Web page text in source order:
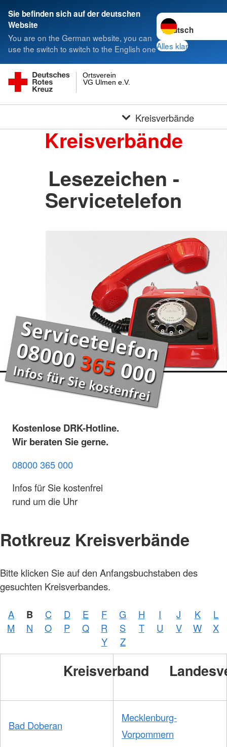
Sie befinden sich auf der deutschen
Website
You are on the German website, you can
use the switch to switch to the English one
Sprache wechseln
Alles klar
VG Ulmen e.V.
Ortsverein
Kreisverbände
Kreisverbände
Lesezeichen -
Servicetelefon
Kostenlose DRK-Hotline.
Wir beraten Sie gerne.
08000 365 000
Infos für Sie kostenfrei
rund um die Uhr
Rotkreuz Kreisverbände
Bitte klicken Sie auf den Anfangsbuchstaben des
gesuchten Kreisverbandes.
A B C D E F G H I J K
L
M
N O P Q R S T U V W
X
Y
Z
Kreisverband
Bad Doberan
Mecklenburg-
Vorpommern